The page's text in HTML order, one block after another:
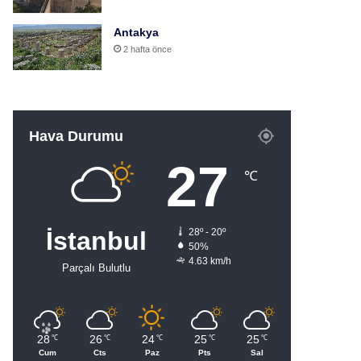
Antakya
2 hafta önce
Hava Durumu
İstanbul
Parçalı Bulutlu
27 ℃
28º - 20º
50%
4.63 km/h
28 ℃
Cum
26 ℃
Cts
24 ℃
Paz
25 ℃
Pts
25 ℃
Sal